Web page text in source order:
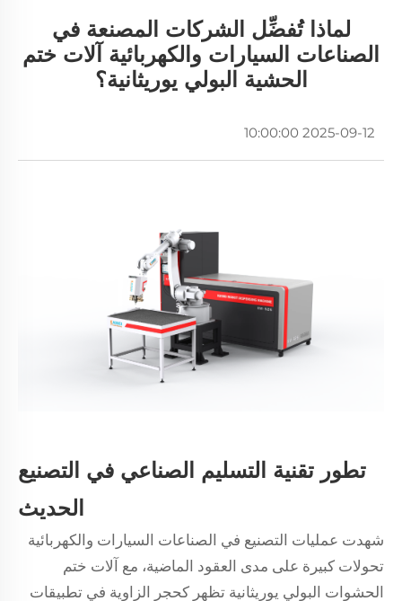
لماذا تُفضِّل الشركات المصنعة في
الصناعات السيارات والكهربائية آلات ختم
الحشية البولي يوريثانية؟
2025-09-12 10:00:00
تطور تقنية التسليم الصناعي في التصنيع
الحديث
شهدت عمليات التصنيع في الصناعات السيارات والكهربائية
تحولات كبيرة على مدى العقود الماضية، مع آلات ختم
الحشوات البولي يوريثانية تظهر كحجر الزاوية في تطبيقات